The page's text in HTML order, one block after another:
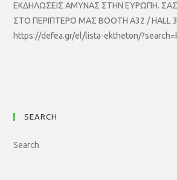
ΕΚΔΗΛΩΣΕΙΣ ΑΜΥΝΑΣ ΣΤΗΝ ΕΥΡΩΠΗ.
ΣΤΟ ΠΕΡΙΠΤΕΡΟ ΜΑΣ BOOTH Α32 / HALL 3
https://defea.gr/el/lista-ektheton/
SEARCH